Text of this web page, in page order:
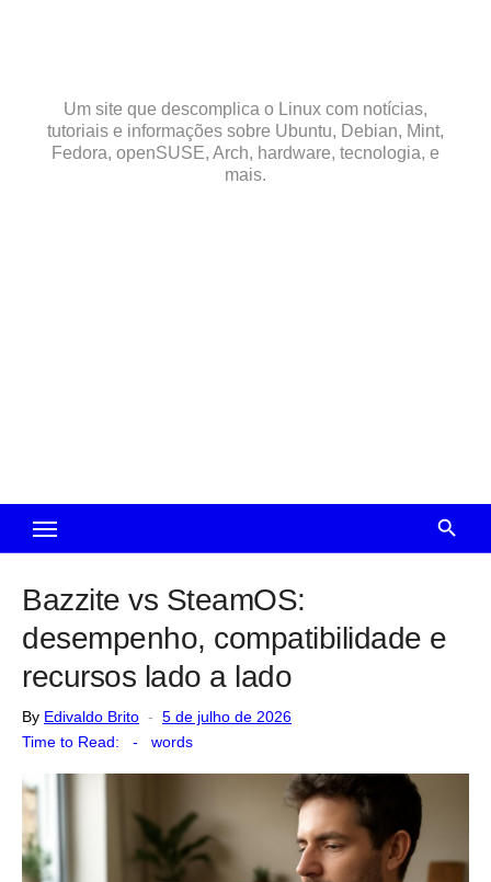
Um site que descomplica o Linux com notícias,
tutoriais e informações sobre Ubuntu, Debian, Mint,
Fedora, openSUSE, Arch, hardware, tecnologia, e
mais.
Bazzite vs SteamOS:
desempenho, compatibilidade e
recursos lado a lado
By Edivaldo Brito
Posted
5 de julho de 2026
Time to Read:
- words